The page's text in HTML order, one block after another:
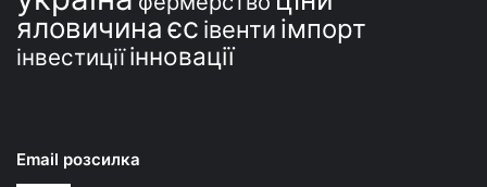
яловичинаєс івенти імпорт
інвестиції інновації
Email розсилка